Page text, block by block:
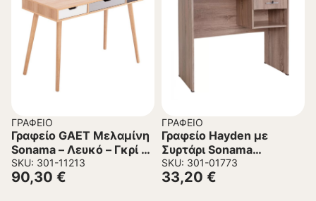
ΓΡΑΦΕΊΟ
Γραφείο GAET Μελαμίνη
Sonama – Λευκό – Γκρί –
Μπέζ 110x50x76,5Υ εκ.
SKU: 301-11213
90,30 €
ΓΡΑΦΕΊΟ
Γραφείο Hayden με
Συρτάρι Sonama
90x45x74,5Y εκ.
SKU: 301-01773
33,20 €